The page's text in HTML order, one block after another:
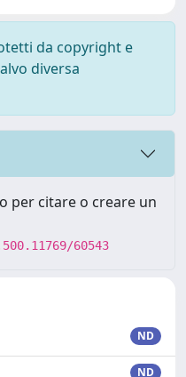
da copyright e
diversa
per citare o creare un
60543
ND
ND